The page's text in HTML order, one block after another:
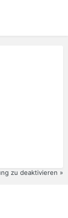
zu deaktivieren »